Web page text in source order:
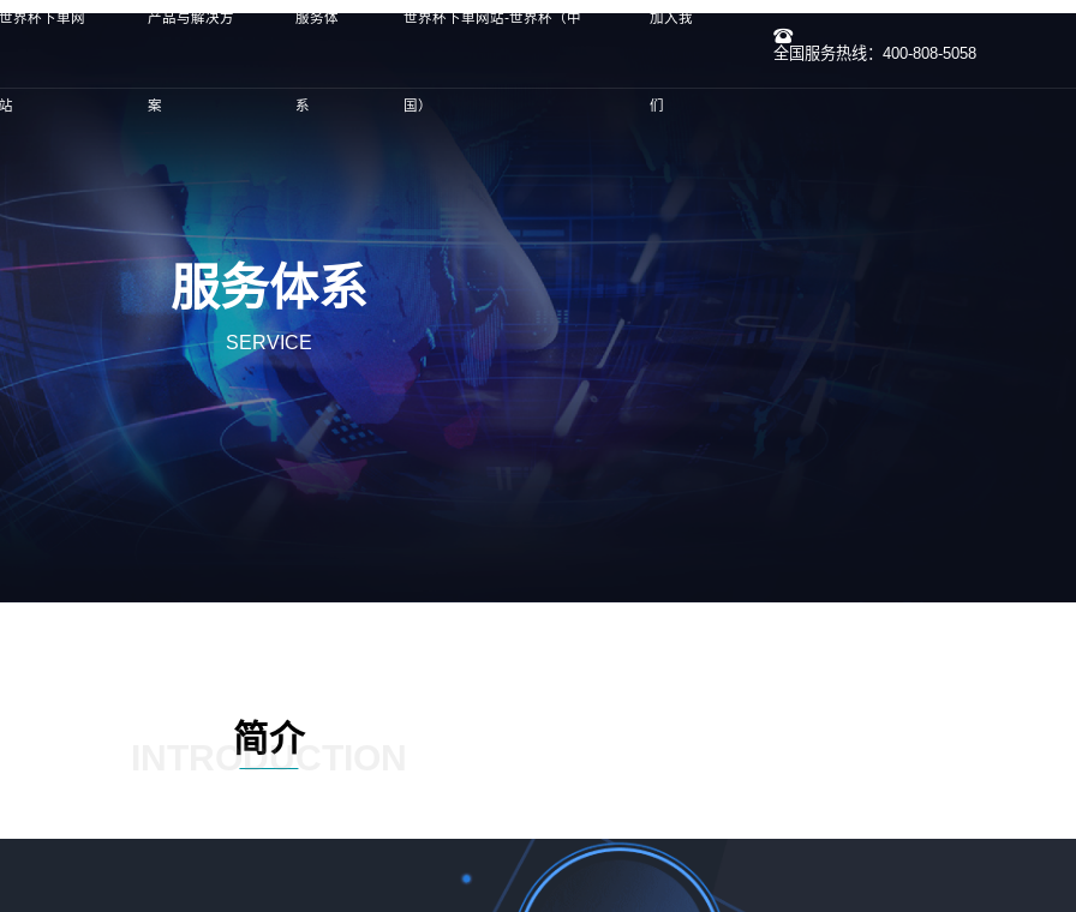
世界杯下单网
站
产品与解决方
案
服务体
系
世界杯下单网站-世界杯（中
国）
加入我
们
全国服务热线：400-808-5058
服务体系
SERVICE
简介
INTRODUCTION